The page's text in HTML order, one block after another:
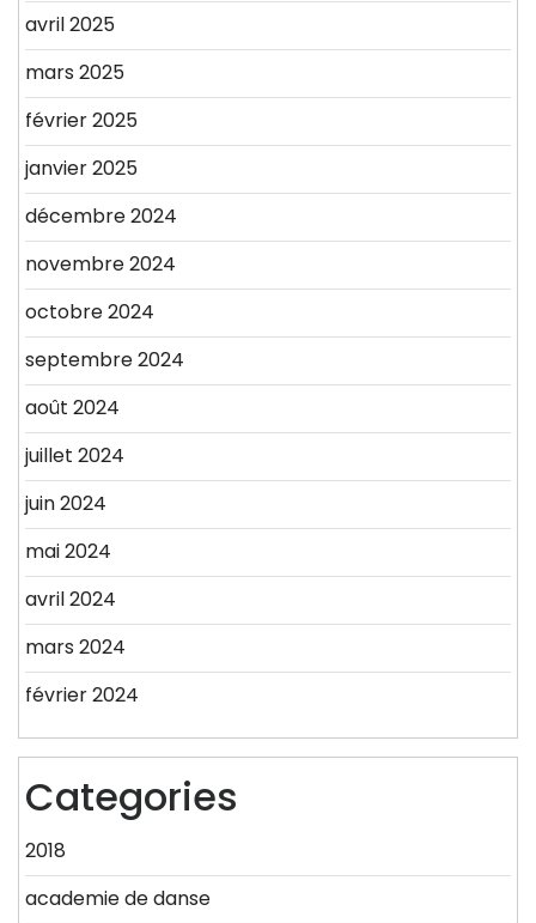
avril 2025
mars 2025
février 2025
janvier 2025
décembre 2024
novembre 2024
octobre 2024
septembre 2024
août 2024
juillet 2024
juin 2024
mai 2024
avril 2024
mars 2024
février 2024
Categories
2018
academie de danse